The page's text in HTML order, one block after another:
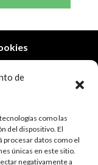
de
como las
del dispositivo. El
datos como el
únicas en este sitio.
negativamente a
Lara